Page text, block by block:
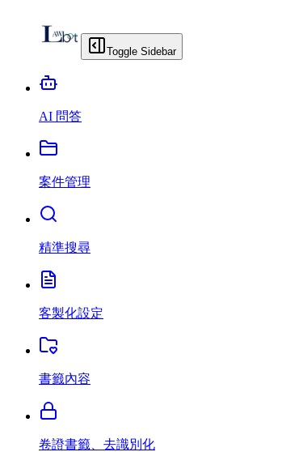
Toggle Sidebar
AI 問答
案件管理
精準搜尋
客製化設定
書籤內容
卷證書籤、去識別化